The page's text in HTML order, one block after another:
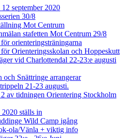
september 2020
30/8
Mot Centrum
stafetten Mot Centrum 29/8
orienteringsträningarna
Orienteringsskolan och Hoppeskutt
vid Charlottendal 22-23:e augusti
och Snättringe arrangerar
21-23 augusti.
av tidningen Orientering Stockholm
2020 ställs in
Wild Camp igång
ola/Vänla + viktig info